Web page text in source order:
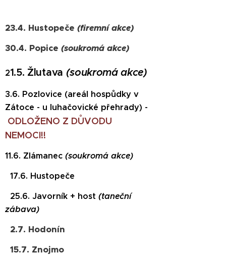
23.4. Hustopeče (firemní akce)
30.4. Popice (soukromá akce)
21.5. Žlutava (soukromá akce)
3.6. Pozlovice (areál hospůdky v
Zátoce - u luhačovické přehrady) -
ODLOŽENO Z DŮVODU
NEMOCI!!
11.6. Zlámanec (soukromá akce)
17.6. Hustopeče
25.6. Javorník + host (taneční
zábava)
2.7. Hodonín
15.7. Znojmo